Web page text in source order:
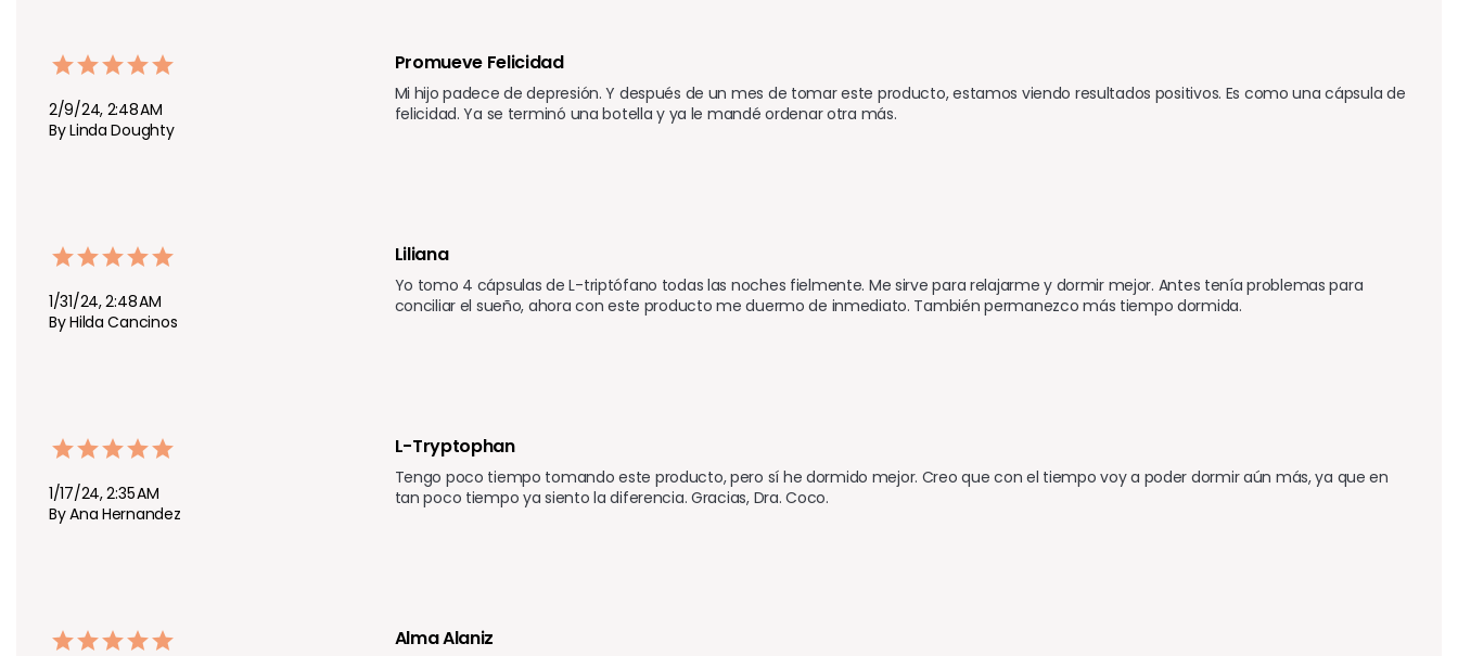
2/9/24, 2:48 AM
By Linda Doughty
Promueve Felicidad
Mi hijo padece de depresión. Y después de un mes de tomar este producto, estamos viendo resultados positivos. Es como una cápsula de
felicidad. Ya se terminó una botella y ya le mandé ordenar otra más.
1/31/24, 2:48 AM
By Hilda Cancinos
Liliana
Yo tomo 4 cápsulas de L-triptófano todas las noches fielmente. Me sirve para relajarme y dormir mejor. Antes tenía problemas para
conciliar el sueño, ahora con este producto me duermo de inmediato. También permanezco más tiempo dormida.
1/17/24, 2:35 AM
By Ana Hernandez
L-Tryptophan
Tengo poco tiempo tomando este producto, pero sí he dormido mejor. Creo que con el tiempo voy a poder dormir aún más, ya que en
tan poco tiempo ya siento la diferencia. Gracias, Dra. Coco.
Alma Alaniz